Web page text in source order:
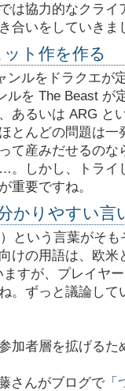
は協力的なクラ
合いをしていきま
ト作を作る
ンルをドラクエが
ルを The Beast が
あるいは ARG と
とんどの問題は一
て産みだせるの
しかし、トライ
重要ですね。
かりやすい言
という言葉がそ
けの用語は、欧
すが、プレイヤ
。ずっと議論して
加者層を拡げる
さんがブログで「